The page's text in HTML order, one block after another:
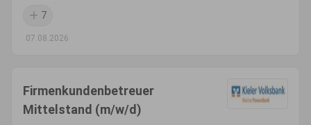
7
07.08.2026
Firmenkundenbetreuer
Mittelstand (m/w/d)